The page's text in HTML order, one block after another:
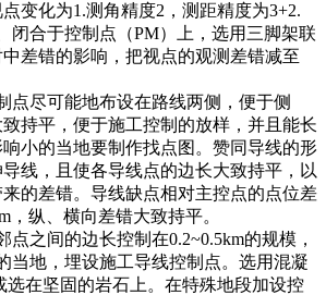
变化为1.测角精度2，测距精度为3+2.
合于控制点（PM）上，选用三脚架联
差错的影响，把视点的观测差错减至
尽可能地布设在路线两侧，便于侧
持平，便于施工控制的放样，并且能长
小的当地要制作找点图。赞同导线的形
线，且使各导线点的边长大致持平，以
的差错。导线缺点相对主控点的点位差
，纵、横向差错大致持平。
之间的边长控制在0.2~0.5km的规模，
当地，埋设施工导线控制点。选用混凝
选在坚固的岩石上。在特殊地段加设控